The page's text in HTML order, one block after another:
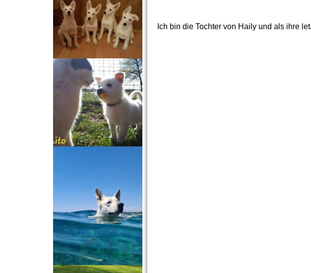
Ich bin die Tochter von Haily und als ihre